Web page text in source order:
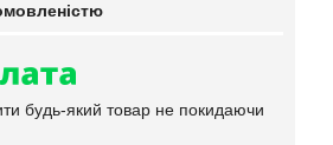
будь-який товар не покидаючи